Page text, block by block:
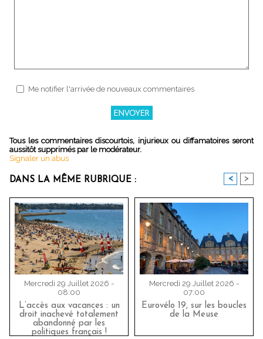
Me notifier l'arrivée de nouveaux commentaires
Tous les commentaires discourtois, injurieux ou diffamatoires seront
aussitôt supprimés par le modérateur.
Signaler un abus
DANS LA MÊME RUBRIQUE : < >
Mercredi 29 Juillet 2026 -
08:00
L’accès aux vacances : un
droit inachevé totalement
abandonné par les
politiques français !
Mercredi 29 Juillet 2026 -
07:00
Eurovélo 19, sur les boucles
de la Meuse